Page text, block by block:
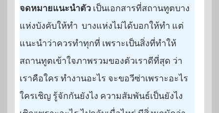
จดหมายแนะนำตัว เป็นเอกสารที่สถานทูตบาง
แห่งบังคับให้ทำ บางแห่งไม่ได้บอกให้ทำ แต่
แนะนำว่าควรทำทุกที่ เพราะเป็นสิ่งที่ทำให้
สถานทูตเข้าใจภาพรวมของตัวเราดีที่สุด ว่า
เราคือใคร ทำงานอะไร จะขอวีซ่าเพราะอะไร
ใครเชิญ รู้จักกันยังไง ความสัมพันธ์เป็นยังไง